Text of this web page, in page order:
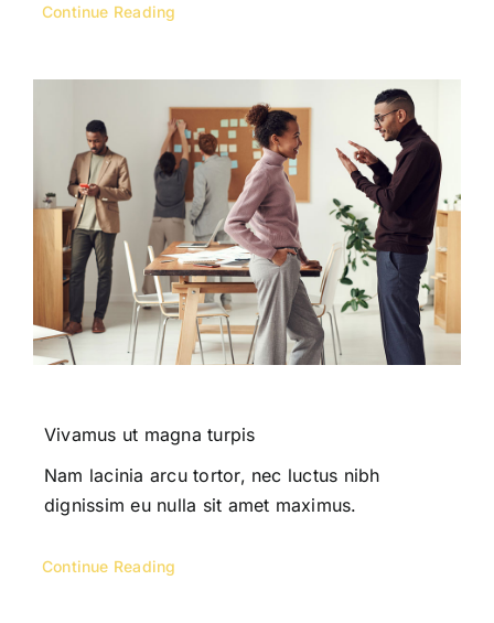
Continue Reading
Vivamus ut magna turpis
Nam lacinia arcu tortor, nec luctus nibh
dignissim eu nulla sit amet maximus.
Continue Reading